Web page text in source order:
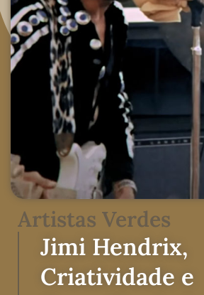
Artistas Verdes
Jimi Hendrix,
Criatividade e